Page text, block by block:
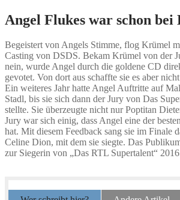
Angel Flukes war schon bei
Begeistert von Angels Stimme, flog Krümel
Casting von DSDS. Bekam Krümel von der
nein, wurde Angel durch die goldene CD
gevotet. Von dort aus schaffte sie es aber
Ein weiteres Jahr hatte Angel Auftritte auf
Stadl, bis sie sich dann der Jury von Das
stellte. Sie überzeugte nicht nur Poptitan
Jury war sich einig, dass Angel eine der
hat. Mit diesem Feedback sang sie im Finale
Celine Dion, mit dem sie siegte. Das
zur Siegerin von „Das RTL Supertalent“